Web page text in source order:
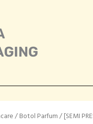
/Botol Parfum/ [SEMI